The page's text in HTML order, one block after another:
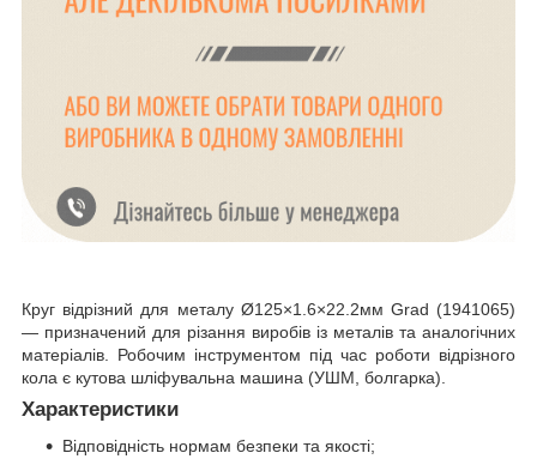
Круг відрізний для металу Ø125×1.6×22.2мм Grad (1941065)
— призначений для різання виробів із металів та аналогічних
матеріалів. Робочим інструментом під час роботи відрізного
кола є кутова шліфувальна машина (УШМ, болгарка).
Характеристики
Відповідність нормам безпеки та якості;